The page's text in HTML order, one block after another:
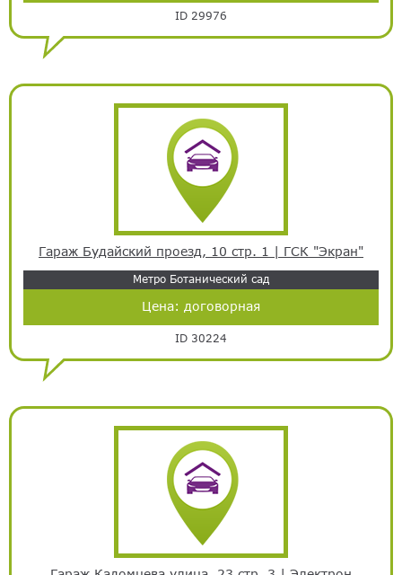
ID 29976
Гараж Будайский проезд, 10 стр. 1 | ГСК "Экран"
Метро Ботанический сад
Цена: договорная
ID 30224